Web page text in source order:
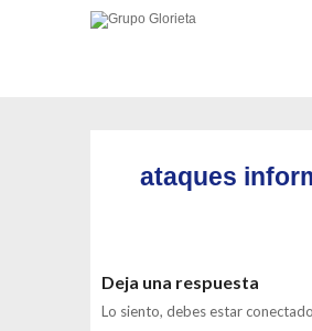
ataques
Deja una respuesta
Lo siento, debes estar conectado